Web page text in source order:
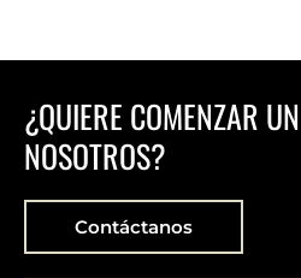
¿QUIERE COMENZAR
NOSOTROS?
Contáctanos